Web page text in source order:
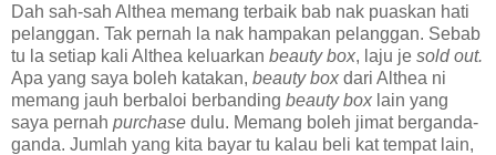
Dah sah-sah Althea memang terbaik bab nak puaskan hati
pelanggan. Tak pernah la nak hampakan pelanggan. Sebab
tu la setiap kali Althea keluarkan beauty box, laju je sold out.
Apa yang saya boleh katakan, beauty box dari Althea ni
memang jauh berbaloi berbanding beauty box lain yang
saya pernah purchase dulu. Memang boleh jimat berganda-
ganda. Jumlah yang kita bayar tu kalau beli kat tempat lain,